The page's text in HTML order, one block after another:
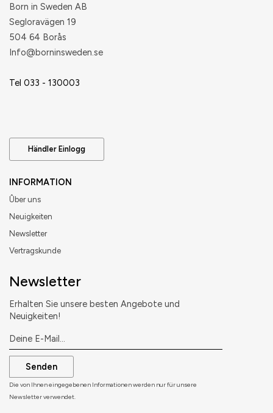
Born in Sweden AB
Segloravägen 19
504 64 Borås
​Info@borninsweden.se
Tel 033 - 130003
Händler Einlogg
INFORMATION
Ûber uns
Neuigkeiten
Newsletter
Vertragskunde
Newsletter
Erhalten Sie unsere besten Angebote und
Neuigkeiten!
Senden
Die von Ihnen eingegebenen Informationen werden nur für unsere
Newsletter verwendet.